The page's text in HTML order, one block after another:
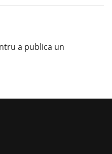
a publica un